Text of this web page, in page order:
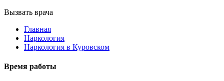
Вызвать врача
Главная
Наркология
Наркология в Куровском
Время работы